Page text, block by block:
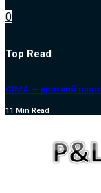
0
Top Read
CIMA — краткий
11 Min Read